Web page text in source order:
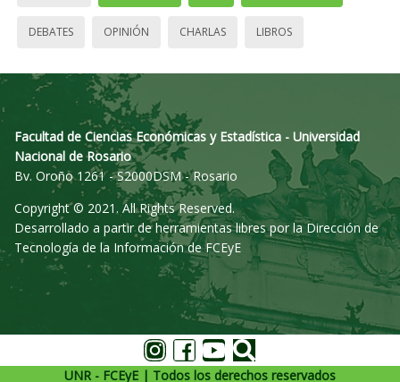
DEBATES OPINIÓN CHARLAS LIBROS
Facultad de Ciencias Económicas y Estadística - Universidad
Nacional de Rosario
Bv. Oroño 1261 - S2000DSM - Rosario
Copyright © 2021. All Rights Reserved.
Desarrollado a partir de herramientas libres por la Dirección de
Tecnología de la Información de FCEyE
UNR - FCEyE | Todos los derechos reservados